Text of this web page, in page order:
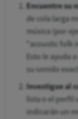
Encuentre su
de cola larga
música (por
"acoustic folk
Esto le
su sonido
Investigue al
lista o el
indicarán un